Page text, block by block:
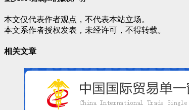
本文仅代表作者观点，不代表本站立场。
本文系作者授权发表，未经许可，不得转载。
相关文章